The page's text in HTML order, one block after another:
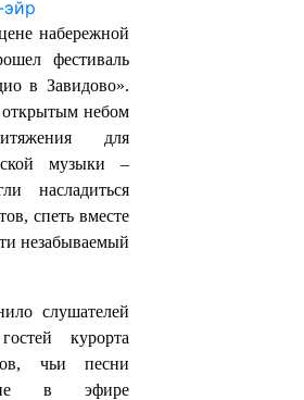
набережной
фестиваль
в Завидово».
небом
для
музыки –
насладиться
спеть вместе
незабываемый
слушателей
курорта
чьи песни
в эфире